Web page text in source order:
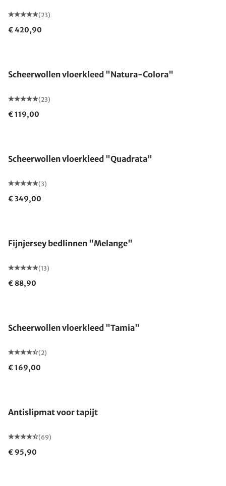
(23)
€ 420,90
Scheerwollen vloerkleed "Natura-Colora"
(23)
€ 119,00
Scheerwollen vloerkleed "Quadrata"
(3)
€ 349,00
Fijnjersey bedlinnen "Melange"
(13)
€ 88,90
Scheerwollen vloerkleed "Tamia"
(2)
€ 169,00
Antislipmat voor tapijt
(69)
€ 95,90